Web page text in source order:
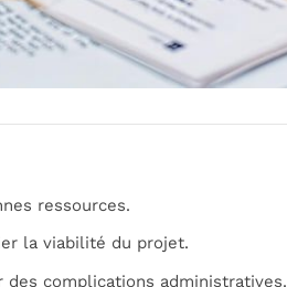
ressources.
la viabilité du projet.
des complications administratives.